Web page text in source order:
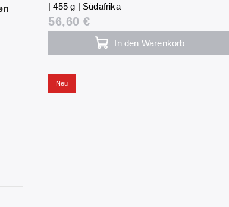
| 455 g | Südafrika
56,60 €
In den Warenkorb
Neu